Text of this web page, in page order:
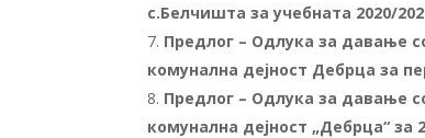
с.Белчишта за учебната 2020/
Предлог – Одлука за давање
комунална дејност Дебрца за
Предлог – Одлука за давање
комунална дејност „Дебрца“ за